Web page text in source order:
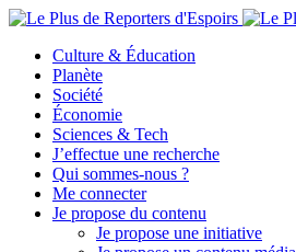
Culture & Éducation
Planète
Société
Économie
Sciences & Tech
J’effectue une recherche
Qui sommes-nous ?
Me connecter
Je propose du contenu
Je propose une initiative